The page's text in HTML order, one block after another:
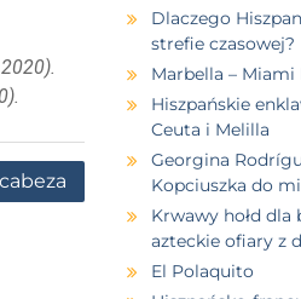
Dlaczego
strefie czasowej?
Marbella – Miami
Hiszpańskie
Ceuta i Melilla
Georgina
Kopciuszka do
Krwawy hołd dla
azteckie ofiary z
El Polaquito